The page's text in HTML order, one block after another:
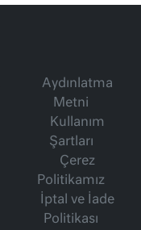
Aydınlatma
Metni
Kullanım
Şartları
Çerez
Politikamız
İptal ve İade
Politikası